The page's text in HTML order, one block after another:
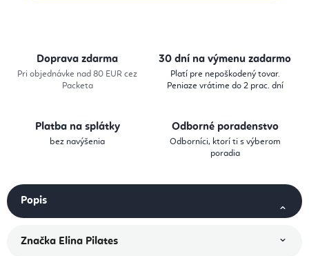
Doprava zdarma
Pri objednávke nad 80 EUR cez
Packeta
30 dní na výmenu zadarmo
Platí pre nepoškodený tovar.
Peniaze vrátime do 2 prac. dní
Platba na splátky
bez navýšenia
Odborné poradenstvo
Odborníci, ktorí ti s výberom
poradia
Popis
Značka Elina Pilates